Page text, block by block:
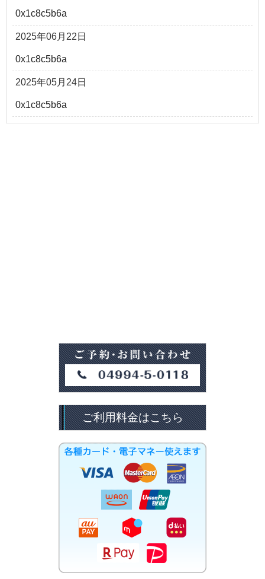
0x1c8c5b6a
2025年06月22日
0x1c8c5b6a
2025年05月24日
0x1c8c5b6a
ご利用料金はこちら